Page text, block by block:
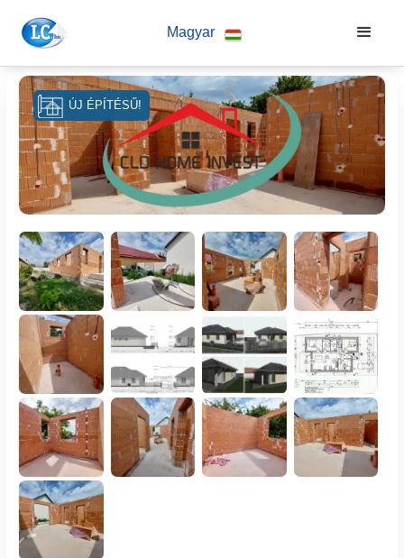
Magyar
ÚJ ÉPÍTÉSŰ!